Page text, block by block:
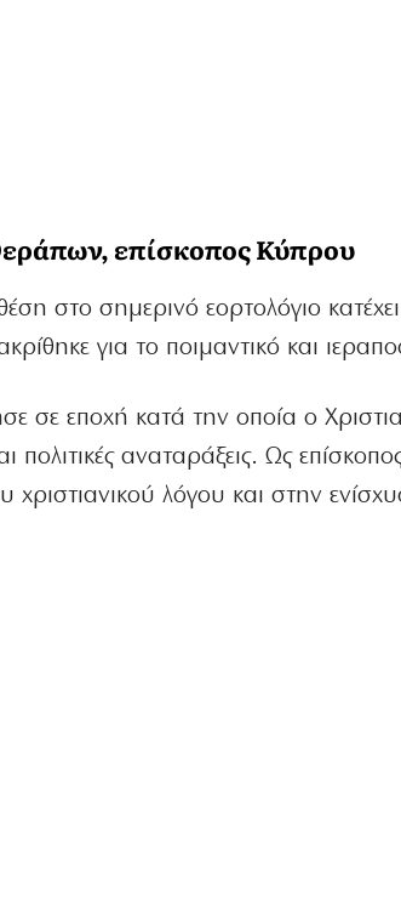
επίσκοπος Κύπρου
στο σημερινό εορτολόγιο
για το ποιμαντικό και
σε εποχή κατά την οποία ο
πολιτικές αναταράξεις. Ως
χριστιανικού λόγου και στην